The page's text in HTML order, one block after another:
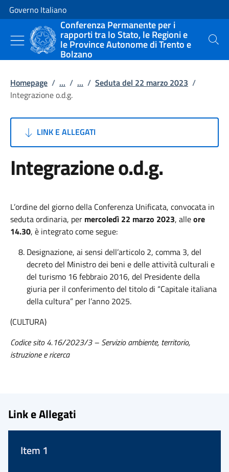
Vai al contenuto
Vai alla navigazione del sito
Governo Italiano
Conferenza Permanente per i
rapporti tra lo Stato, le Regioni e
le Province Autonome di Trento e
Bolzano
Cerca
Homepage / ... / ... / Seduta del 22 marzo 2023 /
Integrazione o.d.g.
LINK E ALLEGATI
Integrazione o.d.g.
L’ordine del giorno della Conferenza Unificata, convocata in
seduta ordinaria, per mercoledì 22 marzo 2023, alleore
14.30, è integrato come segue:
Designazione, ai sensi dell’articolo 2, comma 3, del
decreto del Ministro dei beni e delle attività culturali e
del turismo 16 febbraio 2016, del Presidente della
giuria per il conferimento del titolo di “Capitale italiana
della cultura” per l’anno 2025.
(CULTURA)
Codice sito 4.16/2023/3 – Servizio ambiente, territorio,
istruzione e ricerca
Link e Allegati
Item 1